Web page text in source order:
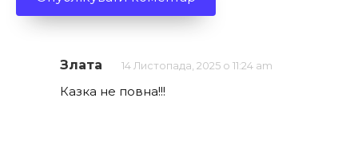
Злата 14 Листопада, 2025 о 11:24 am
Казка не повна!!!